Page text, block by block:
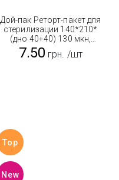
Дой-пак Реторт-пакет для
стерилизации 140*210*
(дно 40+40) 130 мкн,
зеленый 350 г
7.50 грн. /шт
Top
New